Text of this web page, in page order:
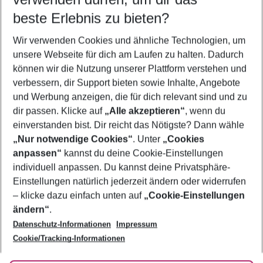
5-8 Nächte
2 Erwachsene Keine Kinder
Mehr Filter anzeigen
Footer
Footer navigation
Über uns
AGB
Bestpreisgarantie
Cookie-Einstellungen ändern
Cookie-Richtlinie
Agenturbetreuung
Barrierefreies Reisen
Folge uns
beste Erlebnis zu bieten?
Wir verwenden Cookies und ähnliche Technologien, um
unsere Webseite für dich am Laufen zu halten. Dadurch
können wir die Nutzung unserer Plattform verstehen und
verbessern, dir Support bieten sowie Inhalte, Angebote
und Werbung anzeigen, die für dich relevant sind und zu
dir passen. Klicke auf „Alle akzeptieren“, wenn du
einverstanden bist. Dir reicht das Nötigste? Dann wähle
„Nur notwendige Cookies“. Unter „Cookies
anpassen“ kannst du deine Cookie-Einstellungen
individuell anpassen. Du kannst deine Privatsphäre-
Einstellungen natürlich jederzeit ändern oder widerrufen
– klicke dazu einfach unten auf „Cookie-Einstellungen
ändern“.
Datenschutz-Informationen
Impressum
Cookie/Tracking-Informationen